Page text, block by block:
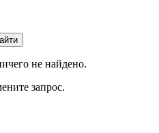
не найдено.
запрос.